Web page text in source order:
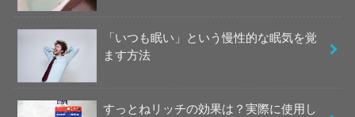
「いつも眠い」という慢性的な眠気を覚
ます方法
すっとねリッチの効果は？実際に使用し